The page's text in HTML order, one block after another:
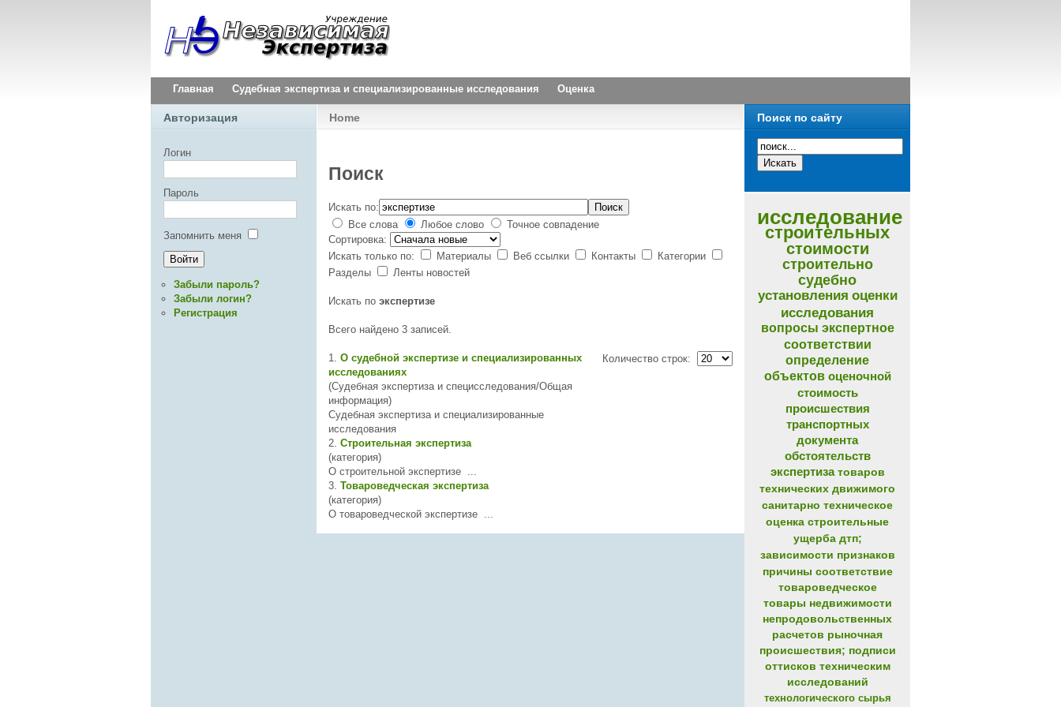
Главная Судебная экспертиза и специализированные исследования Оценка
Home
Поиск
Искать по:
Поиск
Все слова
Любое слово
Точное совпадение
Сортировка:
Искать только по:
Материалы Веб ссылки Контакты
Категории
Разделы
Ленты новостей
Искать по экспертизе
Всего найдено 3 записей.
Количество строк:
1. О судебной экспертизе и специализированных
исследованиях
(Судебная экспертиза и специсследования/Общая
информация)
Судебная экспертиза и специализированные
исследования
2. Строительная экспертиза
(категория)
О строительной экспертизе ...
3. Товароведческая экспертиза
(категория)
О товароведческой экспертизе ...
Авторизация
Логин
Пароль
Запомнить меня
Забыли пароль?
Забыли логин?
Регистрация
Поиск по сайту
исследование
строительных
стоимости
строительно
судебно
установления оценки
исследования
вопросы экспертное
соответствии
определение
объектов оценочной
стоимость
происшествия
транспортных
документа
обстоятельств
экспертиза товаров
технических движимого
санитарно техническое
оценка строительные
ущерба дтп;
зависимости признаков
причины соответствие
товароведческое
товары недвижимости
непродовольственных
расчетов рыночная
происшествия; подписи
оттисков техническим
исследований
технологического сырья